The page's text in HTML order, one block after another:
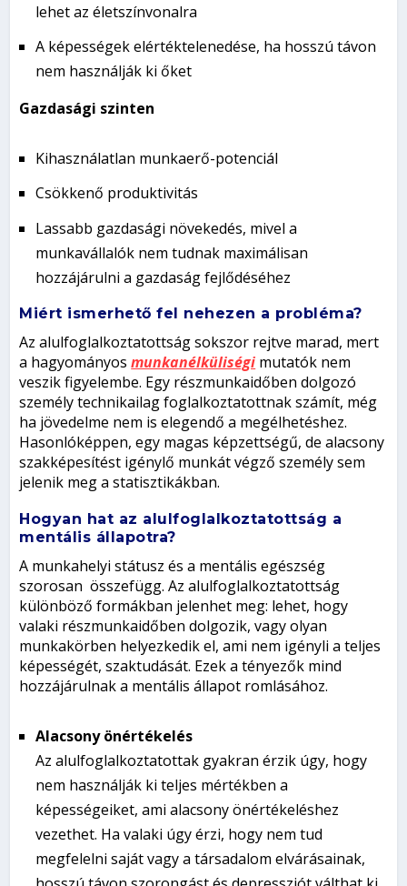
lehet az életszínvonalra
A képességek elértéktelenedése, ha hosszú távon
nem használják ki őket
Gazdasági szinten
Kihasználatlan munkaerő-potenciál
Csökkenő produktivitás
Lassabb gazdasági növekedés, mivel a
munkavállalók nem tudnak maximálisan
hozzájárulni a gazdaság fejlődéséhez
Miért ismerhető fel nehezen a probléma?
Az alulfoglalkoztatottság sokszor rejtve marad, mert
a hagyományosmunkanélküliségi mutatók nem
veszik figyelembe. Egy részmunkaidőben dolgozó
személy technikailag foglalkoztatottnak számít, még
ha jövedelme nem is elegendő a megélhetéshez.
Hasonlóképpen, egy magas képzettségű, de alacsony
szakképesítést igénylő munkát végző személy sem
jelenik meg a statisztikákban.
Hogyan hat az alulfoglalkoztatottság a
mentális állapotra?
A munkahelyi státusz és a mentális egészség
szorosan összefügg. Az alulfoglalkoztatottság
különböző formákban jelenhet meg: lehet, hogy
valaki részmunkaidőben dolgozik, vagy olyan
munkakörben helyezkedik el, ami nem igényli a teljes
képességét, szaktudását. Ezek a tényezők mind
hozzájárulnak a mentális állapot romlásához.
Alacsony önértékelés
Az alulfoglalkoztatottak gyakran érzik úgy, hogy
nem használják ki teljes mértékben a
képességeiket, ami alacsony önértékeléshez
vezethet. Ha valaki úgy érzi, hogy nem tud
megfelelni saját vagy a társadalom elvárásainak,